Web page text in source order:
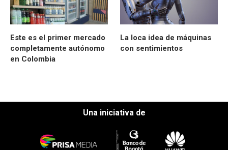
Este es el primer mercado
completamente autónomo
en Colombia
La loca idea de máquinas
con sentimientos
Una iniciativa de